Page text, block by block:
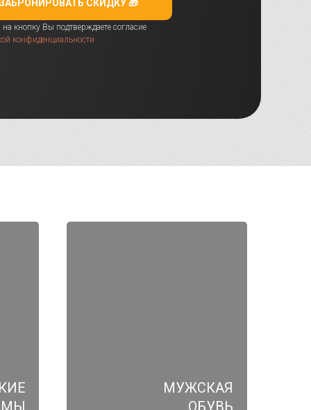
СКИДКУ 🎁
кнопку Вы подтверждаете согласие
конфиденциальности
МУЖСКАЯ